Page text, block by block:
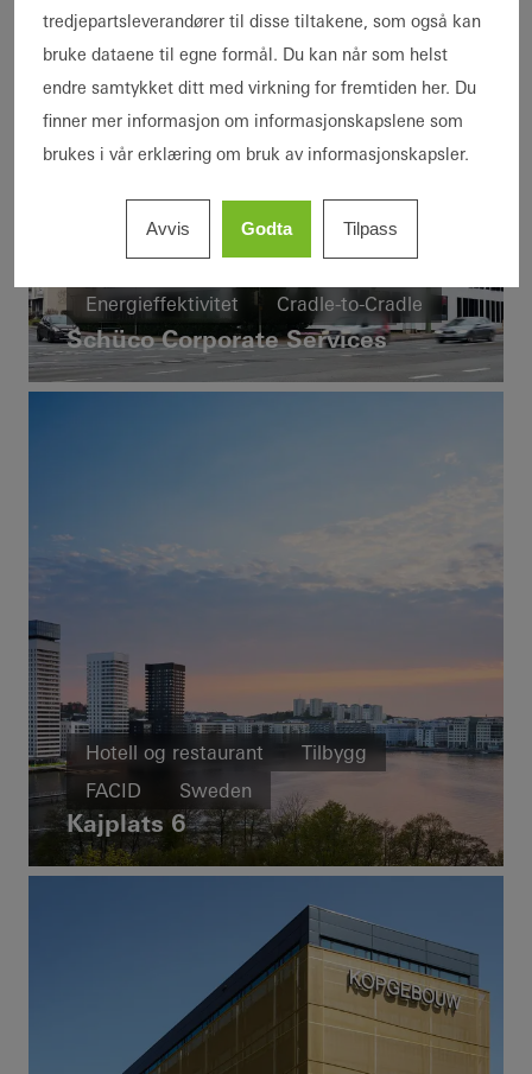
Kontor og administrasjon
Renovering
Energieffektivitet
Cradle-to-Cradle
Sirkularitet
Vinduer
Dører
Fasader
FACID
Ventilasjon
Schüco Corporate Services
Hotell og restaurant
Tilbygg
FACID
Sweden
Kajplats 6
tredjepartsleverandører til disse tiltakene, som også kan
bruke dataene til egne formål. Du kan når som helst
endre samtykket ditt med virkning for fremtiden her. Du
finner mer informasjon om informasjonskapslene som
brukes i vår erklæring om bruk av informasjonskapsler.
Avvis Godta Tilpass